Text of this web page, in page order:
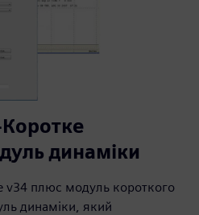
динаміки
v34 плюс модуль короткого
динаміки, який